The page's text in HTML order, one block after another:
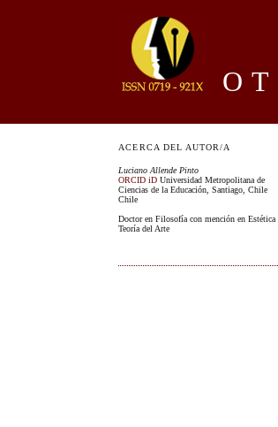
ACERCA DEL AUTOR/A
Luciano Allende Pinto
ORCID iD Universidad Metropolitana de
Ciencias de la Educación, Santiago, Chile
Chile
Doctor en Filosofía con mención en Estética
Teoría del Arte